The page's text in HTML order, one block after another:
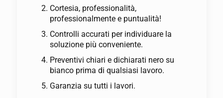
Cortesia, professionalità,
professionalmente e puntualità!
Controlli accurati per individuare la
soluzione più conveniente.
Preventivi chiari e dichiarati nero su
bianco prima di qualsiasi lavoro.
Garanzia su tutti i lavori.